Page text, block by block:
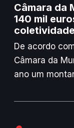
Câmara da
140 mil
De acordo
Câmara da
ano um
concelho que